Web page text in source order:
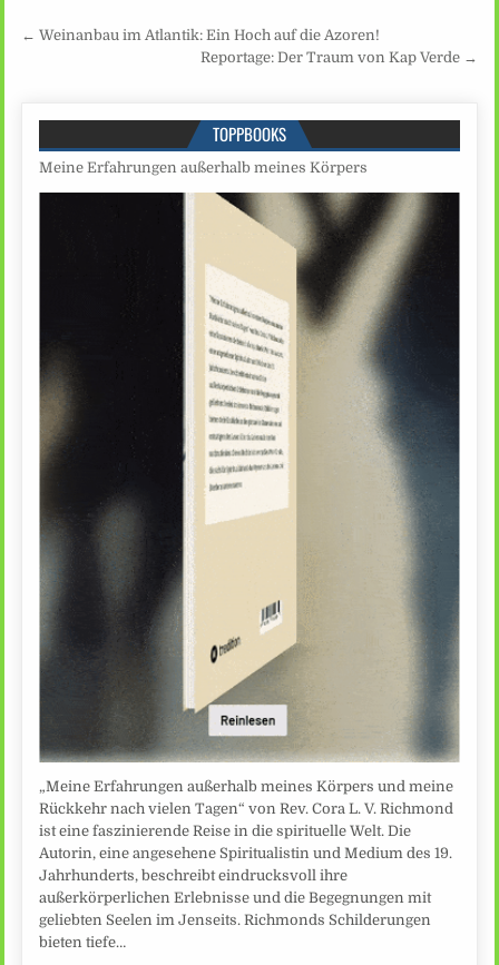
Beitragsnavigation
← Weinanbau im Atlantik: Ein Hoch auf die Azoren!
Reportage: Der Traum von Kap Verde →
TOPPBOOKS
Meine Erfahrungen außerhalb meines Körpers
„Meine Erfahrungen außerhalb meines Körpers und meine
Rückkehr nach vielen Tagen“ von Rev. Cora L. V. Richmond
ist eine faszinierende Reise in die spirituelle Welt. Die
Autorin, eine angesehene Spiritualistin und Medium des 19.
Jahrhunderts, beschreibt eindrucksvoll ihre
außerkörperlichen Erlebnisse und die Begegnungen mit
geliebten Seelen im Jenseits. Richmonds Schilderungen
bieten tiefe…